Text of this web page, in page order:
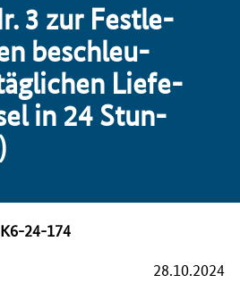
3 zur Fest­le­
be­schleu­
Lie­fe­
in 24 Stun­
24-174
28.10.2024